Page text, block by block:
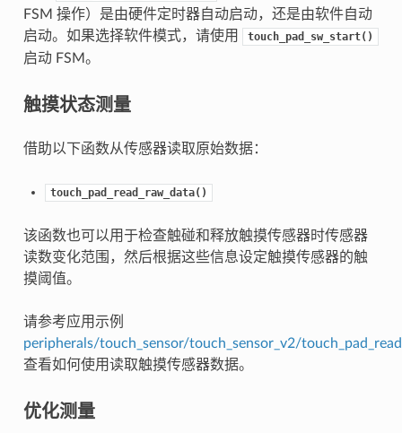
FSM 操作）是由硬件定时器自动启动，还是由软件自动
启动。如果选择软件模式，请使用
touch_pad_sw_start()
启动 FSM。
触摸状态测量
借助以下函数从传感器读取原始数据：
touch_pad_read_raw_data()
该函数也可以用于检查触碰和释放触摸传感器时传感器
读数变化范围，然后根据这些信息设定触摸传感器的触
摸阈值。
请参考应用示例
peripherals/touch_sensor/touch_sensor_v2/touch_pad_read
查看如何使用读取触摸传感器数据。
优化测量